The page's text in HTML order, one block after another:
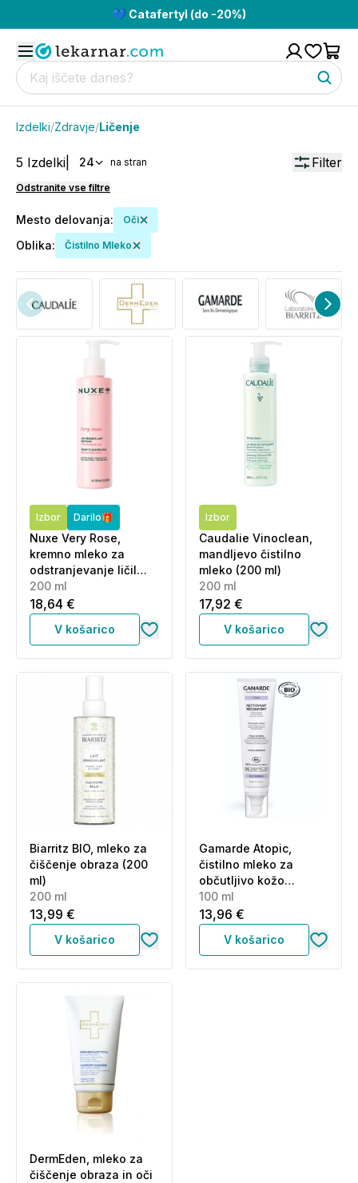
💙 Catafertyl (do -20%)
Izdelki/Zdravje/Ličenje
5 Izdelki 24 na stran Filter
Odstranite vse filtre
Mesto delovanja: Oči
Oblika: Čistilno Mleko
Izbor Darilo🎁
Nuxe Very Rose,
kremno mleko za
odstranjevanje ličil
(200 ml)
200 ml
18,64 €
V košarico
Izbor
Caudalie Vinoclean,
mandljevo čistilno
mleko (200 ml)
200 ml
17,92 €
V košarico
Biarritz BIO, mleko za
čiščenje obraza (200
ml)
200 ml
13,99 €
V košarico
Gamarde Atopic,
čistilno mleko za
občutljivo kožo
nagnjeno k atopijskem
dermatitisu za obraz
(100 ml)
100 ml
13,96 €
V košarico
DermEden, mleko za
čiščenje obraza in oči